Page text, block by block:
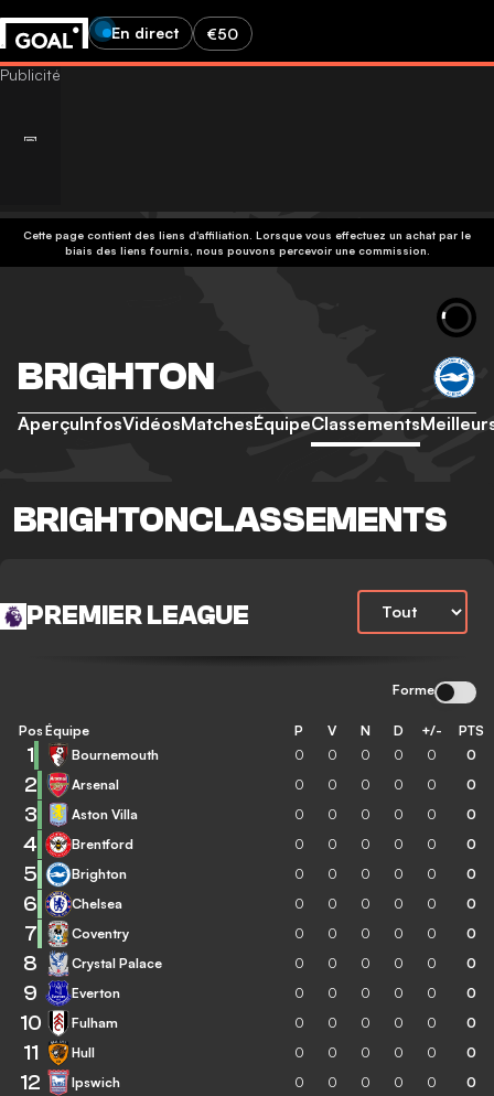
En direct €50
Cette page contient des liens d'affiliation. Lorsque vous effectuez un achat par le
biais des liens fournis, nous pouvons percevoir une commission.
BRIGHTON
AperçuInfosVidéosMatchesÉquipeClassements
BRIGHTONCLASSEMENTS
PREMIER LEAGUE
Forme
Pos Équipe P V N D +/- PTS
1 Bournemouth 0 0 0 0 0 0
2 Arsenal 0 0 0 0 0 0
3 Aston Villa 0 0 0 0 0 0
4 Brentford 0 0 0 0 0 0
5 Brighton 0 0 0 0 0 0
6 Chelsea 0 0 0 0 0 0
7 Coventry 0 0 0 0 0 0
8 Crystal Palace 0 0 0 0 0 0
9 Everton 0 0 0 0 0 0
10 Fulham 0 0 0 0 0 0
11 Hull 0 0 0 0 0 0
12 Ipswich 0 0 0 0 0 0